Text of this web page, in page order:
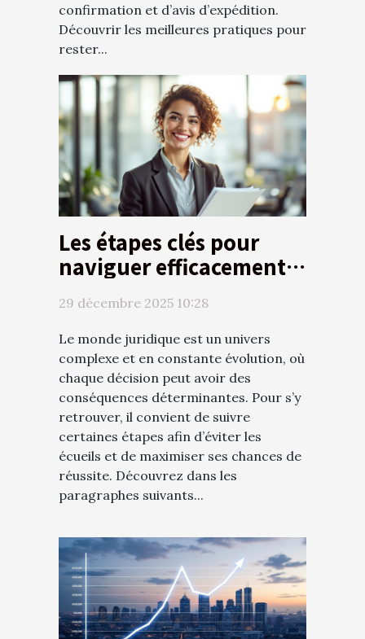
confirmation et d’avis d’expédition.
Découvrir les meilleures pratiques pour
rester...
Les étapes clés pour
naviguer efficacement
dans le monde juridique
29 décembre 2025 10:28
Le monde juridique est un univers
complexe et en constante évolution, où
chaque décision peut avoir des
conséquences déterminantes. Pour s’y
retrouver, il convient de suivre
certaines étapes afin d’éviter les
écueils et de maximiser ses chances de
réussite. Découvrez dans les
paragraphes suivants...